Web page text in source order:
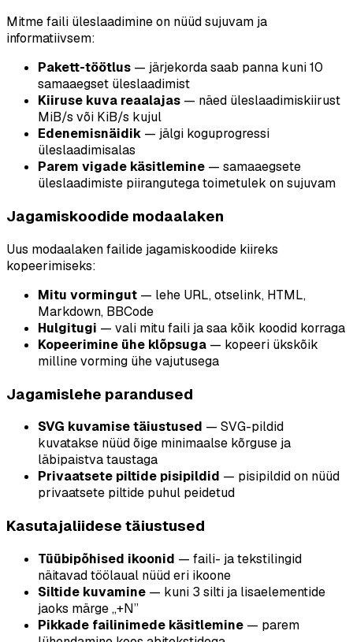
Mitme faili üleslaadimine on nüüd sujuvam ja
informatiivsem:
Pakett-töötlus — järjekorda saab panna kuni 10
samaaegset üleslaadimist
Kiiruse kuva reaalajas — näed üleslaadimiskiirust
MiB/s või KiB/s kujul
Edenemisnäidik — jälgi koguprogressi
üleslaadimisalas
Parem vigade käsitlemine — samaaegsete
üleslaadimiste piirangutega toimetulek on sujuvam
Jagamiskoodide modaalaken
Uus modaalaken failide jagamiskoodide kiireks
kopeerimiseks:
Mitu vormingut — lehe URL, otselink, HTML,
Markdown, BBCode
Hulgitugi — vali mitu faili ja saa kõik koodid korraga
Kopeerimine ühe klõpsuga — kopeeri ükskõik
milline vorming ühe vajutusega
Jagamislehe parandused
SVG kuvamise täiustused — SVG-pildid
kuvatakse nüüd õige minimaalse kõrguse ja
läbipaistva taustaga
Privaatsete piltide pisipildid — pisipildid on nüüd
privaatsete piltide puhul peidetud
Kasutajaliidese täiustused
Tüübipõhised ikoonid — faili- ja tekstilingid
näitavad töölaual nüüd eri ikoone
Siltide kuvamine — kuni 3 silti ja lisaelementide
jaoks märge „+N”
Pikkade failinimede käsitlemine — parem